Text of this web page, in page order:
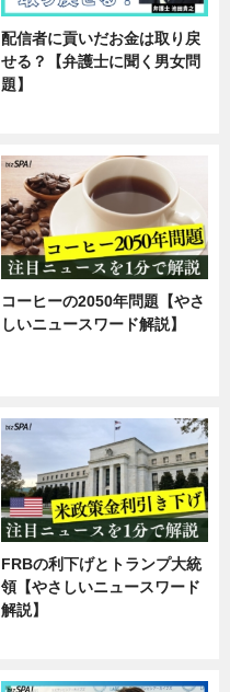
配信者に貢いだお金は取り戻
せる？【弁護士に聞く男女問
題】
コーヒーの2050年問題【やさ
しいニュースワード解説】
FRBの利下げとトランプ大統
領【やさしいニュースワード
解説】